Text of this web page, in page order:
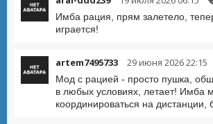
Имба рация, прям залетело,
играется!
artem7495733 29 июня 2026 22:15
Мод с рацией - просто пушка,
в любых условиях, летает! Имба
координироваться на дистанции,